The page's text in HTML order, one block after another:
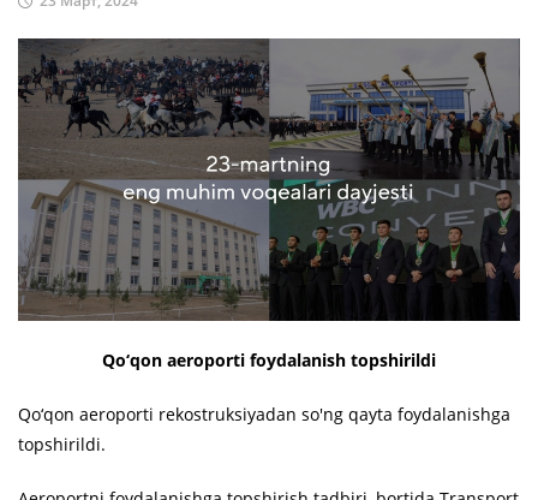
Qo‘qon aeroporti foydalanish topshirildi
Qo‘qon aeroporti rekostruksiyadan so'ng qayta foydalanishga
topshirildi.